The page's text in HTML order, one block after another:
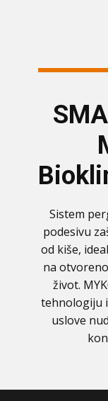
Sistem
podesivu
od kiše,
na
život.
tehnologiju
uslove